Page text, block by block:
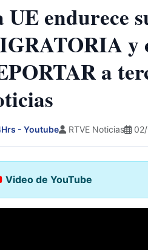
UE endurece
y
a
- Youtube RTVE Noticias
Video de YouTube